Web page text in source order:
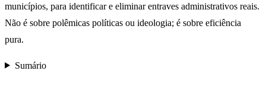
municípios, para identificar e eliminar entraves administrativos reais.
Não é sobre polêmicas políticas ou ideologia; é sobre eficiência
pura.
Sumário